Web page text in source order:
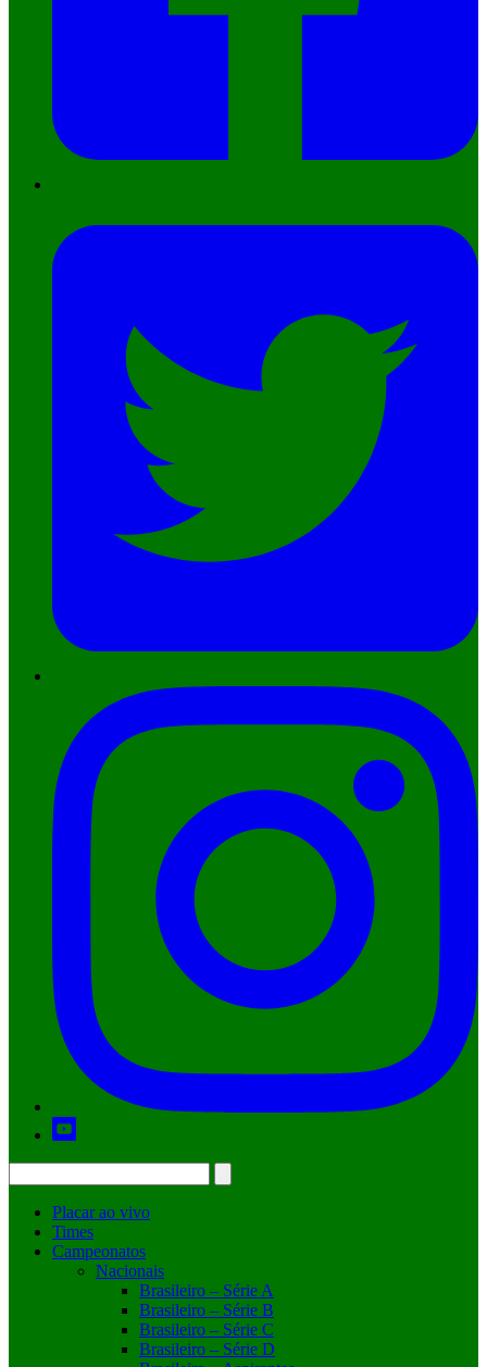
Placar ao vivo
Times
Campeonatos
Nacionais
Brasileiro – Série A
Brasileiro – Série B
Brasileiro – Série C
Brasileiro – Série D